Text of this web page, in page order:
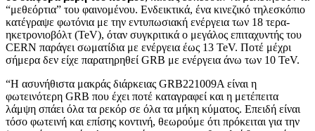
“μεθεόρτια” του φαινομένου. Ενδεικτικά, ένα κινεζικό τηλεσκόπιο
κατέγραψε φωτόνια με την εντυπωσιακή ενέργεια των 18 τερα-
ηκετρονιοβόλτ (TeV), όταν συγκριτικά ο μεγάλος επιταχυντής του
CERN παράγει σωματίδια με ενέργεια έως 13 TeV. Ποτέ μέχρι
σήμερα δεν είχε παρατηρηθεί GRB με ενέργεια άνω των 10 TeV.
“Η ασυνήθιστα μακράς διάρκειας GRB221009A είναι η
φωτεινότερη GRB που έχει ποτέ καταγραφεί και η μετέπειτα
λάμψη σπάει όλα τα ρεκόρ σε όλα τα μήκη κύματος. Επειδή είναι
τόσο φωτεινή και επίσης κοντινή, θεωρούμε ότι πρόκειται για την